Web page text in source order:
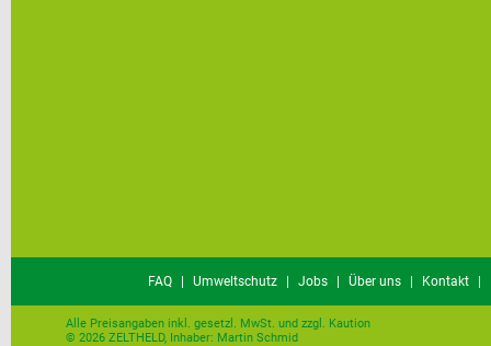
FAQ Umweltschutz Jobs Über uns Kontakt
Alle Preisangaben inkl. gesetzl. MwSt. und zzgl. Kaution
© 2026 ZELTHELD, Inhaber: Martin Schmid